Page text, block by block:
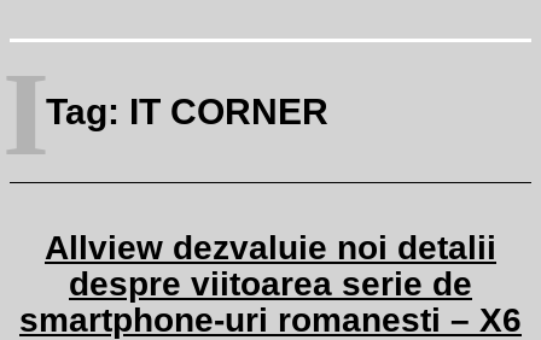
Tag: IT CORNER
I
Allview dezvaluie noi detalii
despre viitoarea serie de
smartphone-uri romanesti – X6